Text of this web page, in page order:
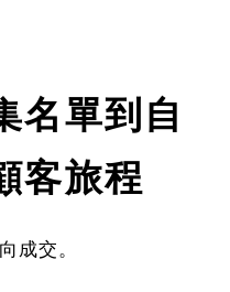
名單到自
客旅程
成交。